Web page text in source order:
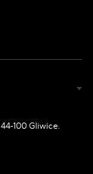
100 Gliwice.